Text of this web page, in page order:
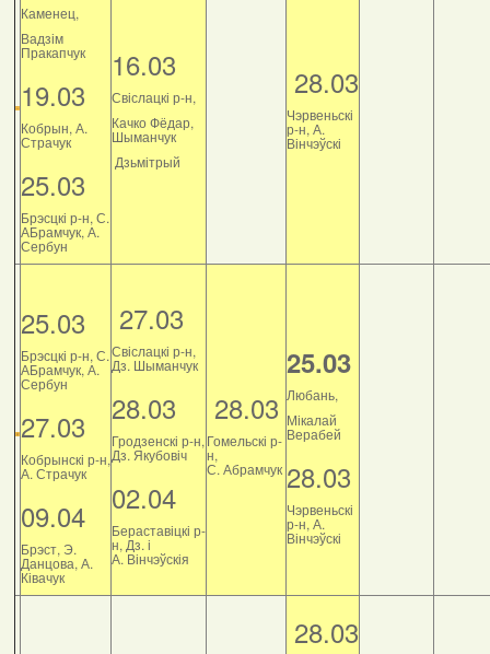
Каменец,
Вадзім
Пракапчук
19.03
Кобрын, А.
Страчук
25.03
Брэсцкі р-н, С.
АБрамчук, А.
Сербун
16.03
Свіслацкі р-н,
Качко Фёдар,
Шыманчук
Дзьмітрый
28.03
Чэрвеньскі
р-н, А.
Вінчэўскі
25.03
Брэсцкі р-н, С.
АБрамчук, А.
Сербун
27.03
Кобрынскі р-н,
А. Страчук
09.04
Брэст, Э.
Данцова, А.
Ківачук
27.03
Свіслацкі р-н,
Дз. Шыманчук
28.03
Гродзенскі р-н,
Дз. Якубовіч
02.04
Бераставіцкі р-
н, Дз. і
А. Вінчэўскія
28.03
Гомельскі р-
н,
С. Абрамчук
25.03
Любань,
Мікалай
Верабей
28.03
Чэрвеньскі
р-н, А.
Вінчэўскі
28.03